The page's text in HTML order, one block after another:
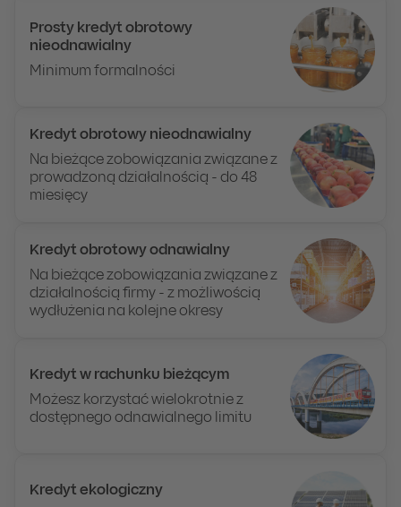
Prosty kredyt obrotowy
nieodnawialny
Minimum formalności
Kredyt obrotowy nieodnawialny
Na bieżące zobowiązania związane z
prowadzoną działalnością - do 48
miesięcy
Kredyt obrotowy odnawialny
Na bieżące zobowiązania związane z
działalnością firmy - z możliwością
wydłużenia na kolejne okresy
Kredyt w rachunku bieżącym
Możesz korzystać wielokrotnie z
dostępnego odnawialnego limitu
Kredyt ekologiczny